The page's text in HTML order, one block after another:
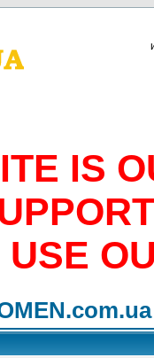
IS
USE